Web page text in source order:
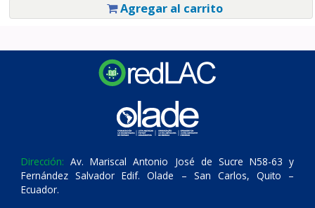
Agregar al carrito
Dirección: Av. Mariscal Antonio José de Sucre N58-63 y
Fernández Salvador Edif. Olade – San Carlos, Quito –
Ecuador.